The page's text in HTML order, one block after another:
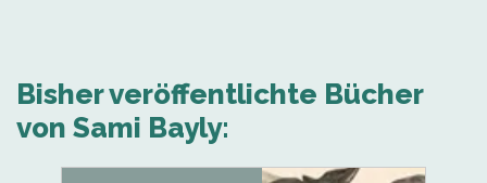
Bisher veröffentlichte Bücher
von Sami Bayly: